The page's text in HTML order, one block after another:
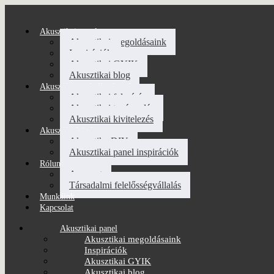
Akusztikai panel
Akusztikai megoldásaink
Inspirációk
Akusztikai GYIK
Akusztikai blog
Akusztikai szolgáltatásaink
Akusztikai felmérés
Akusztikai tanácsadás
Akusztikai kivitelezés
Akusztika házilag
Akusztika DIY
Akusztikai panel inspirációk
Rólunk
A csapat
Társadalmi felelősségvállalás
Munkáink
Kapcsolat
Akusztikai panel
Akusztikai megoldásaink
Inspirációk
Akusztikai GYIK